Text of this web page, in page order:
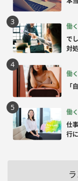
働く
で
対
働く
「
働く
仕
行